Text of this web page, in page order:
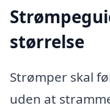
størrelse
Strømper skal
uden at